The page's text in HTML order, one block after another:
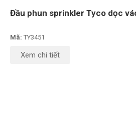
Đầu phun sprinkler Tyco dọc
Mã: TY3451
Xem chi tiết